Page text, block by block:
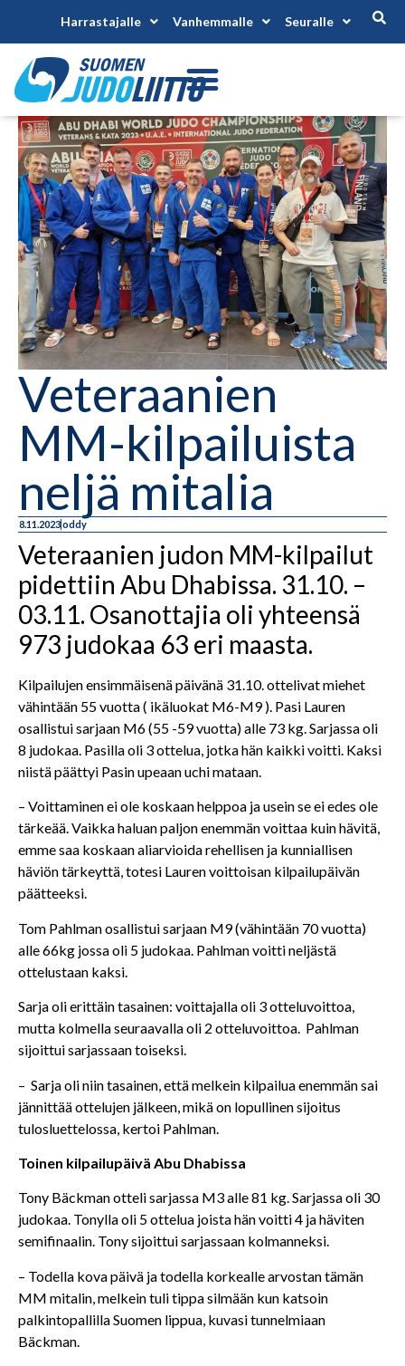
Harrastajalle Vanhemmalle Seuralle
Veteraanien
MM-kilpailuista
neljä mitalia
8.11.2023oddy
Veteraanien judon MM-kilpailut
pidettiin Abu Dhabissa. 31.10. –
03.11. Osanottajia oli yhteensä
973 judokaa 63 eri maasta.
Kilpailujen ensimmäisenä päivänä 31.10. ottelivat miehet
vähintään 55 vuotta ( ikäluokat M6-M9 ). Pasi Lauren
osallistui sarjaan M6 (55 -59 vuotta) alle 73 kg. Sarjassa oli
8 judokaa. Pasilla oli 3 ottelua, jotka hän kaikki voitti. Kaksi
niistä päättyi Pasin upeaan uchi mataan.
– Voittaminen ei ole koskaan helppoa ja usein se ei edes ole
tärkeää. Vaikka haluan paljon enemmän voittaa kuin hävitä,
emme saa koskaan aliarvioida rehellisen ja kunniallisen
häviön tärkeyttä, totesi Lauren voittoisan kilpailupäivän
päätteeksi.
Tom Pahlman osallistui sarjaan M9 (vähintään 70 vuotta)
alle 66kg jossa oli 5 judokaa. Pahlman voitti neljästä
ottelustaan kaksi.
Sarja oli erittäin tasainen: voittajalla oli 3 otteluvoittoa,
mutta kolmella seuraavalla oli 2 otteluvoittoa. Pahlman
sijoittui sarjassaan toiseksi.
– Sarja oli niin tasainen, että melkein kilpailua enemmän sai
jännittää ottelujen jälkeen, mikä on lopullinen sijoitus
tulosluettelossa, kertoi Pahlman.
Toinen kilpailupäivä Abu Dhabissa
Tony Bäckman otteli sarjassa M3 alle 81 kg. Sarjassa oli 30
judokaa. Tonylla oli 5 ottelua joista hän voitti 4 ja häviten
semifinaalin. Tony sijoittui sarjassaan kolmanneksi.
– Todella kova päivä ja todella korkealle arvostan tämän
MM mitalin, melkein tuli tippa silmään kun katsoin
palkintopallilla Suomen lippua, kuvasi tunnelmiaan
Bäckman.